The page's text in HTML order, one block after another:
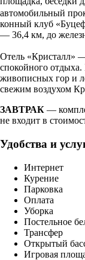
автомобильный
конный клуб
— 36,4 км, до
Отель «Кристалл»
спокойного
живописных гор и
свежим воздухом
ЗАВТРАК —
не входит в
Удобства и
Интернет
Курение
Парковка
Оплата
Уборка
Постельное
Трансфер
Открытый
Игровая